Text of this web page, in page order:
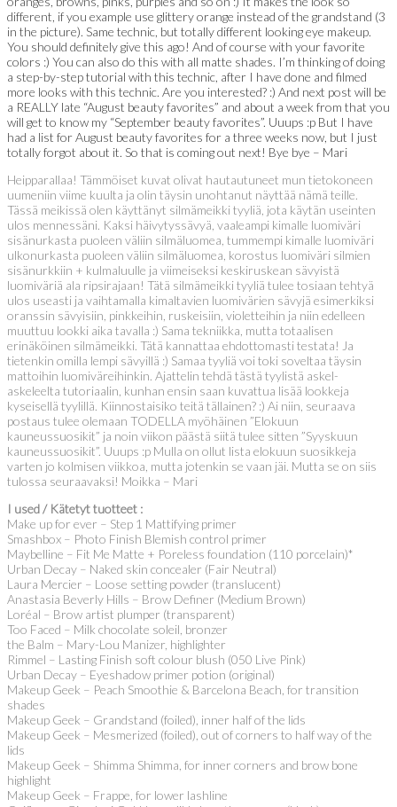
different, if you example use glittery orange instead of the grandstand (3
in the picture). Same technic, but totally different looking eye makeup.
You should definitely give this ago! And of course with your favorite
colors :) You can also do this with all matte shades. I’m thinking of doing
a step-by-step tutorial with this technic, after I have done and filmed
more looks with this technic. Are you interested? :) And next post will be
a REALLY late “August beauty favorites” and about a week from that you
will get to know my “September beauty favorites”. Uuups :p But I have
had a list for August beauty favorites for a three weeks now, but I just
totally forgot about it. So that is coming out next! Bye bye – Mari
Heipparallaa! Tämmöiset kuvat olivat hautautuneet mun tietokoneen
uumeniin viime kuulta ja olin täysin unohtanut näyttää nämä teille.
Tässä meikissä olen käyttänyt silmämeikki tyyliä, jota käytän useinten
ulos mennessäni. Kaksi häivytyssävyä, vaaleampi kimalle luomiväri
sisänurkasta puoleen väliin silmäluomea, tummempi kimalle luomiväri
ulkonurkasta puoleen väliin silmäluomea, korostus luomiväri silmien
sisänurkkiin + kulmaluulle ja viimeiseksi keskiruskean sävyistä
luomiväriä ala ripsirajaan! Tätä silmämeikki tyyliä tulee tosiaan tehtyä
ulos useasti ja vaihtamalla kimaltavien luomivärien sävyjä esimerkiksi
oranssin sävyisiin, pinkkeihin, ruskeisiin, violetteihin ja niin edelleen
muuttuu lookki aika tavalla :) Sama tekniikka, mutta totaalisen
erinäköinen silmämeikki. Tätä kannattaa ehdottomasti testata! Ja
tietenkin omilla lempi sävyillä :) Samaa tyyliä voi toki soveltaa täysin
mattoihin luomiväreihinkin. Ajattelin tehdä tästä tyylistä askel-
askeleelta tutoriaalin, kunhan ensin saan kuvattua lisää lookkeja
kyseisellä tyylillä. Kiinnostaisiko teitä tällainen? :) Ai niin, seuraava
postaus tulee olemaan TODELLA myöhäinen ”Elokuun
kauneussuosikit” ja noin viikon päästä siitä tulee sitten ”Syyskuun
kauneussuosikit”. Uuups :p Mulla on ollut lista elokuun suosikkeja
varten jo kolmisen viikkoa, mutta jotenkin se vaan jäi. Mutta se on siis
tulossa seuraavaksi! Moikka – Mari
I used / Kätetyt tuotteet :
Make up for ever – Step 1 Mattifying primer
Smashbox – Photo Finish Blemish control primer
Maybelline – Fit Me Matte + Poreless foundation (110 porcelain)*
Urban Decay – Naked skin concealer (Fair Neutral)
Laura Mercier – Loose setting powder (translucent)
Anastasia Beverly Hills – Brow Definer (Medium Brown)
Loréal – Brow artist plumper (transparent)
Too Faced – Milk chocolate soleil, bronzer
the Balm – Mary-Lou Manizer, highlighter
Rimmel – Lasting Finish soft colour blush (050 Live Pink)
Urban Decay – Eyeshadow primer potion (original)
Makeup Geek – Peach Smoothie & Barcelona Beach, for transition
shades
Makeup Geek – Grandstand (foiled), inner half of the lids
Makeup Geek – Mesmerized (foiled), out of corners to half way of the
lids
Makeup Geek – Shimma Shimma, for inner corners and brow bone
highlight
Makeup Geek – Frappe, for lower lashline